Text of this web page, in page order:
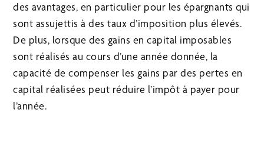
des avantages, en particulier pour les épargnants qui
sont assujettis à des taux d’imposition plus élevés.
De plus, lorsque des gains en capital imposables
sont réalisés au cours d’une année donnée, la
capacité de compenser les gains par des pertes en
capital réalisées peut réduire l’impôt à payer pour
l’année.